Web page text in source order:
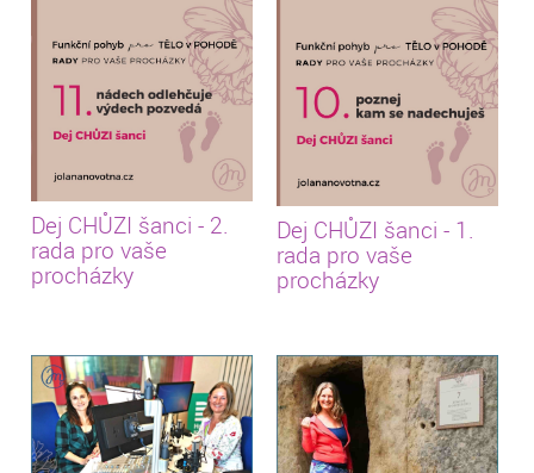
Dej CHŮZI šanci - 2.
rada pro vaše
procházky
Dej CHŮZI šanci - 1.
rada pro vaše
procházky